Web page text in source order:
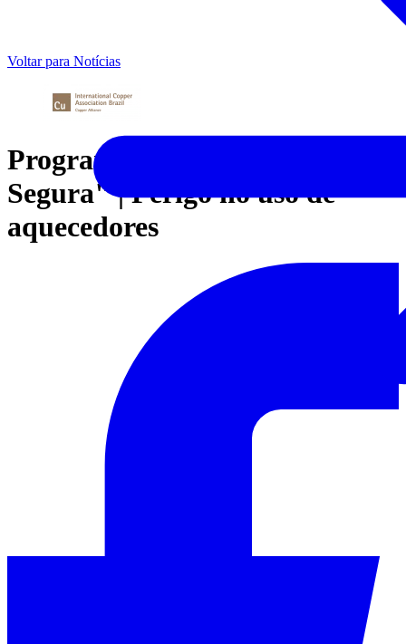
Voltar para Notícias
Programa "Minuto Casa
Segura" | Perigo no uso de
aquecedores